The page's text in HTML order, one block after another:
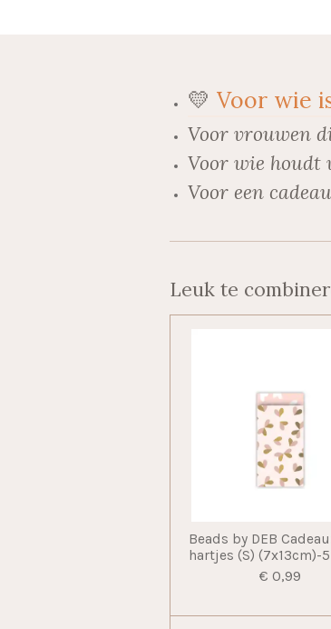
💛 Voor wie
Voor vrouwen
Voor wie houdt
Voor een
Leuk te
Beads by DEB
hartjes (S) (7x13cm)-
€ 0,99